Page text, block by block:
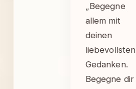
„Begegne
allem mit
deinen
liebevollsten
Gedanken.
Begegne dir